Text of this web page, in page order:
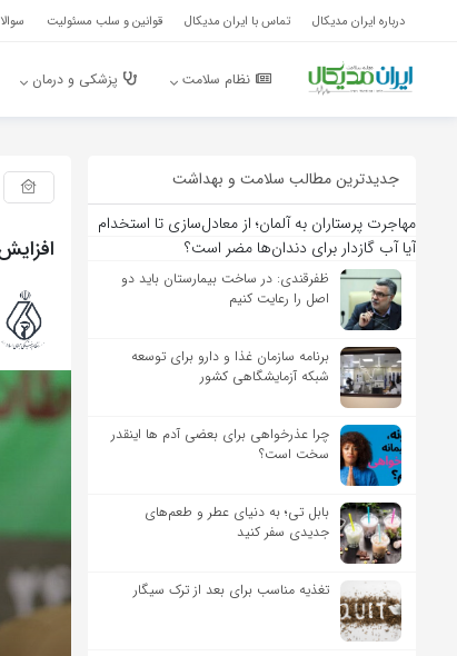
درباره ایران مدیکال تماس با ایران مدیکال قوانین و سلب مسئولیت
نظام سلامت پزشکی و درمان
جدیدترین مطالب سلامت و بهداشت
مهاجرت پرستاران به آلمان؛ از معادل‌سازی تا استخدام
آیا آب گازدار برای دندان‌ها مضر است؟
ظفرقندی: در ساخت بیمارستان باید دو
اصل را رعایت کنیم
برنامه سازمان غذا و دارو برای توسعه
شبکه آزمایشگاهی کشور
چرا عذرخواهی برای بعضی آدم ها اینقدر
سخت است؟
بابل تی؛ به دنیای عطر و طعم‌های
جدیدی سفر کنید
تغذیه مناسب برای بعد از ترک سیگار